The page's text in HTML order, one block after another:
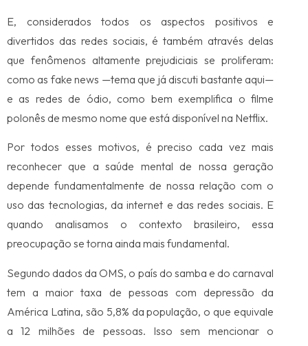
E, considerados todos os aspectos positivos e
divertidos das redes sociais, é também através delas
que fenômenos altamente prejudiciais se proliferam:
como as fake news —tema que já discuti bastante aqui—
e as redes de ódio, como bem exemplifica o filme
polonês de mesmo nome que está disponível na Netflix.
Por todos esses motivos, é preciso cada vez mais
reconhecer que a saúde mental de nossa geração
depende fundamentalmente de nossa relação com o
uso das tecnologias, da internet e das redes sociais. E
quando analisamos o contexto brasileiro, essa
preocupação se torna ainda mais fundamental.
Segundo dados da OMS, o país do samba e do carnaval
tem a maior taxa de pessoas com depressão da
América Latina, são 5,8% da população, o que equivale
a 12 milhões de pessoas. Isso sem mencionar o